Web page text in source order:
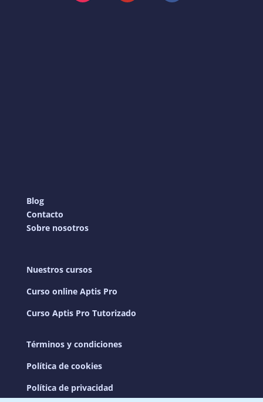
Instagram YouTube Facebook
Blog
Contacto
Sobre nosotros
Nuestros cursos
Curso online Aptis Pro
Curso Aptis Pro Tutorizado
Términos y condiciones
Política de cookies
Política de privacidad